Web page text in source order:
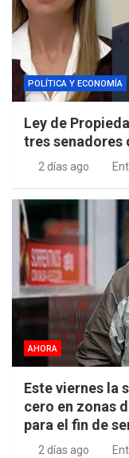
POLÍTICA Y ECONOMÍA
Ley de
tres senadores
2 días ago
AHORA
Este viernes la
cero en zonas
para el fin de
2 días ago